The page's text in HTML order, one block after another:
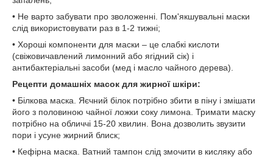
• Не варто забувати про зволоженні. Пом'якшувальні маски
слід використовувати раз в 1-2 тижні;
• Хороші компоненти для маски – це слабкі кислоти
(свіжовичавлений лимонний або ягідний сік) і
антибактеріальні засоби (мед і масло чайного дерева).
Рецепти домашніх масок для жирної шкіри:
• Білкова маска. Яєчний білок потрібно збити в піну і змішати
його з половиною чайної ложки соку лимона. Тримати маску
потрібно на обличчі 15-20 хвилин. Вона дозволить звузити
пори і усуне жирний блиск;
• Кефірна маска. Ватний тампон слід змочити в кисляку або